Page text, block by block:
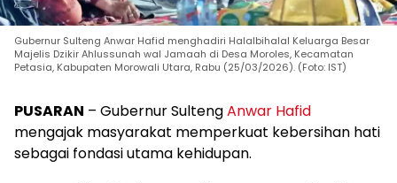
Gubernur Sulteng Anwar Hafid menghadiri Halalbihalal Keluarga Besar
Majelis Dzikir Ahlussunah wal Jamaah di Desa Moroles, Kecamatan
Petasia, Kabupaten Morowali Utara, Rabu (25/03/2026). (Foto: IST)
PUSARAN – Gubernur SultengAnwar Hafid
mengajak masyarakat memperkuat kebersihan hati
sebagai fondasi utama kehidupan.